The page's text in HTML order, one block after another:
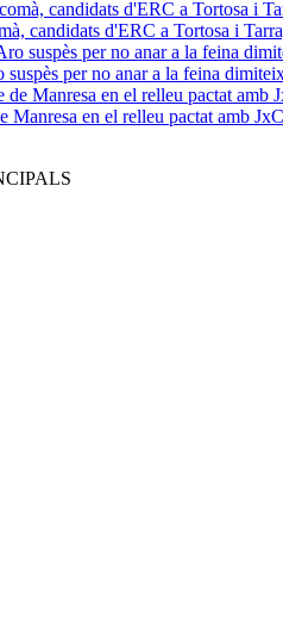
candidats d'ERC a Tortosa i
per no anar a la feina
en el relleu pactat amb